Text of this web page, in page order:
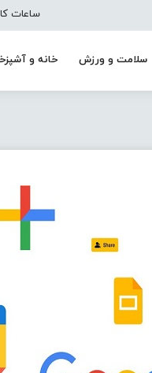
ساعات کاری :
سلامت و ورزش خانه و